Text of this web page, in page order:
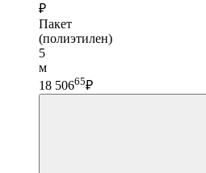
₽
Пакет
(полиэтилен)
5
м
18 50665₽